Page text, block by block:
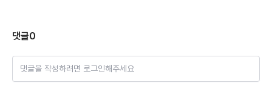
댓글0
댓글을 작성하려면 로그인해주세요